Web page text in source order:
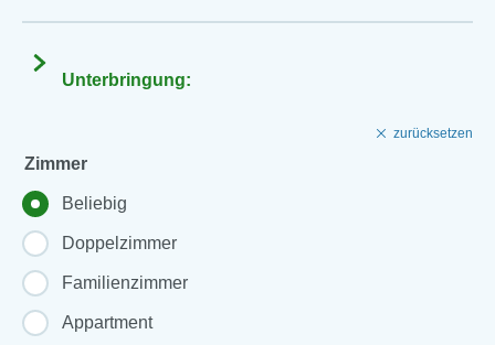
Unterbringung:
zurücksetzen
Zimmer
Beliebig
Doppelzimmer
Familienzimmer
Appartment